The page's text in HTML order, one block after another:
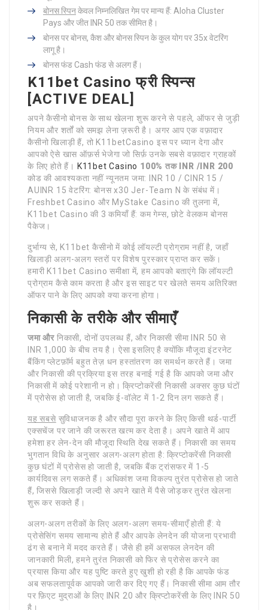
बोनस स्पिनकेवल निम्नलिखित गेम पर मान्य हैं: Aloha Cluster
Pays और जीत INR 50 तक सीमित है।
बोनस पर बोनस, कैश और बोनस स्पिन के कुल योग पर 35x वेटरिंग
लागू है।
बोनस फंड Cash फंड से अलग हैं।
K11bet Casino फ्री स्पिन्स
[ACTIVE DEAL]
अपने कैसीनो बोनस के साथ खेलना शुरू करने से पहले, ऑफर से जुड़ी
नियम और शर्तों को समझ लेना ज़रूरी है। अगर आप एक वफ़ादार
कैसीनो खिलाड़ी हैं, तो K11betCasino इस पर ध्यान देगा और
आपको ऐसे खास ऑफ़र्स भेजेगा जो सिर्फ़ उनके सबसे वफ़ादार ग्राहकों
के लिए होते हैं।
K11bet Casino 100% तक INR /INR 200
कोड की आवश्यकता नहीं न्यूनतम जमा: INR 10 / CINR 15 /
AUINR 15 वेटरिंग: बोनस x30 Jer-Team N के संबंध में।
Freshbet Casino और MyStake Casino की तुलना में,
K11bet Casino की 3 कमियाँ हैं: कम गेम्स, छोटे वेलकम बोनस
पैकेज।
दुर्भाग्य से, K11bet कैसीनो में कोई लॉयल्टी प्रोग्राम नहीं है, जहाँ
खिलाड़ी अलग-अलग स्तरों पर विशेष पुरस्कार प्राप्त कर सकें।
हमारी K11bet Casino समीक्षा में, हम आपको बताएंगे कि लॉयल्टी
प्रोग्राम कैसे काम करता है और इस साइट पर खेलते समय अतिरिक्त
ऑफर पाने के लिए आपको क्या करना होगा।
निकासी के तरीके और सीमाएँ
जमा और निकासी, दोनों उपलब्ध हैं, और निकासी सीमा INR 50 से
INR 1,000 के बीच तय है। ऐसा इसलिए है क्योंकि मौजूदा इंटरनेट
बैंकिंग प्लेटफ़ॉर्म बहुत तेज़ धन हस्तांतरण का समर्थन करते हैं। जमा
और निकासी की प्रक्रिया इस तरह बनाई गई है कि आपको जमा और
निकासी में कोई परेशानी न हो। क्रिप्टोकरेंसी निकासी अक्सर कुछ घंटों
में प्रोसेस हो जाती है, जबकि ई-वॉलेट में 1-2 दिन लग सकते हैं।
यह सबसेसुविधाजनक है और सौदा पूरा करने के लिए किसी थर्ड-पार्टी
एक्सचेंज पर जाने की जरूरत खत्म कर देता है। अपने खाते में आप
हमेशा हर लेन-देन की मौजूदा स्थिति देख सकते हैं। निकासी का समय
भुगतान विधि के अनुसार अलग-अलग होता है: क्रिप्टोकरेंसी निकासी
कुछ घंटों में प्रोसेस हो जाती है, जबकि बैंक ट्रांसफर में 1-5
कार्यदिवस लग सकते हैं। अधिकांश जमा विकल्प तुरंत प्रोसेस हो जाते
हैं, जिससे खिलाड़ी जल्दी से अपने खाते में पैसे जोड़कर तुरंत खेलना
शुरू कर सकते हैं।
अलग-अलग तरीकों के लिए अलग-अलग समय-सीमाएँ होती हैं: ये
प्रोसेसिंग समय सामान्य होते हैं और आपके लेनदेन की योजना प्रभावी
ढंग से बनाने में मदद करते हैं। जैसे ही हमें असफल लेनदेन की
जानकारी मिली, हमने तुरंत निकासी को फिर से प्रोसेस करने का
प्रयास किया और यह पुष्टि करते हुए खुशी हो रही है कि आपके फंड
अब सफलतापूर्वक आपको जारी कर दिए गए हैं। निकासी सीमा आम तौर
पर फ़िएट मुद्राओं के लिए INR 20 और क्रिप्टोकरेंसी के लिए INR 50
है।